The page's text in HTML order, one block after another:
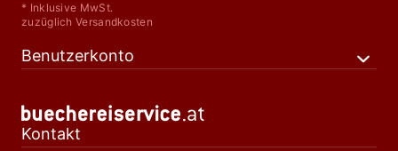
* Inklusive MwSt.
zuzüglich Versandkosten
Benutzerkonto
Kontakt